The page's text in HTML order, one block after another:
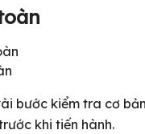
bước kiểm tra cơ
khi tiến hành.